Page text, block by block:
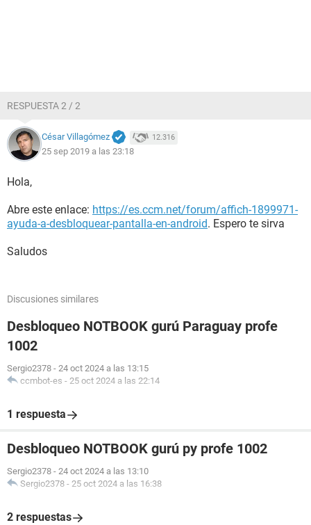
RESPUESTA 2 / 2
César Villagómez 12.316
25 sep 2019 a las 23:18
Hola,
Abre este enlace: https://es.ccm.net/forum/affich-1899971-
ayuda-a-desbloquear-pantalla-en-android. Espero te sirva
Saludos
Discusiones similares
Desbloqueo NOTBOOK gurú Paraguay profe
1002
Sergio2378 - 24 oct 2024 a las 13:15
ccmbot-es - 25 oct 2024 a las 22:14
1 respuesta
Desbloqueo NOTBOOK gurú py profe 1002
Sergio2378 - 24 oct 2024 a las 13:10
Sergio2378 - 25 oct 2024 a las 16:38
2 respuestas